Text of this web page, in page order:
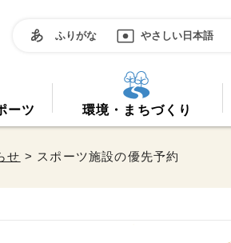
ふりがな やさしい日本語
ーツ 環境・まちづくり
せ > スポーツ施設の優先予約